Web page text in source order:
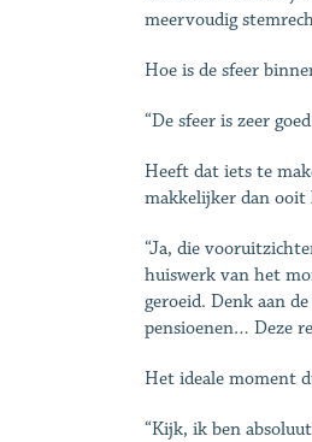
meervoudig
Hoe is de sfeer
“De sfeer is zeer
Heeft dat iets te
makkelijker dan ooit
“Ja, die
huiswerk van het
geroeid. Denk aan
pensioenen… Deze
Het ideale moment
“Kijk, ik ben